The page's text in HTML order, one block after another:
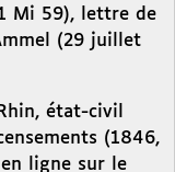
Mi 59), lettre de
(29 juillet
état-civil
(1846,
ligne sur le